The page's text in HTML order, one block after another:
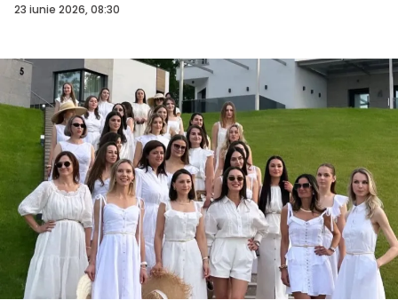
23 iunie 2026, 08:30